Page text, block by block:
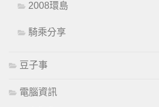
2008環島
騎乘分享
豆子事
電腦資訊